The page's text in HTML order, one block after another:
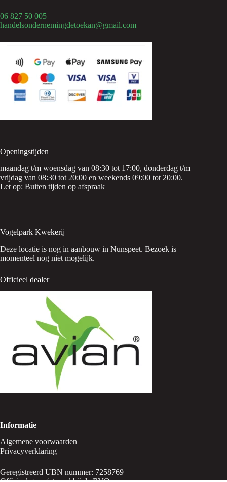
06 827 50 005
handelsondernemingdetoekan@gmail.com
Openingstijden
maandag t/m woensdag van 08:30 tot 17:00, donderdag t/m
vrijdag van 08:30 tot 20:00 en weekends 09:00 tot 20:00.
Let op: Buiten tijden op afspraak
Vogelpark Kwekerij
Deze locatie is nog in aanbouw in Nunspeet. Bezoek is
momenteel nog niet mogelijk.
Officieel dealer
Informatie
Algemene voorwaarden
Privacyverklaring
Geregistreerd UBN nummer: 7258769